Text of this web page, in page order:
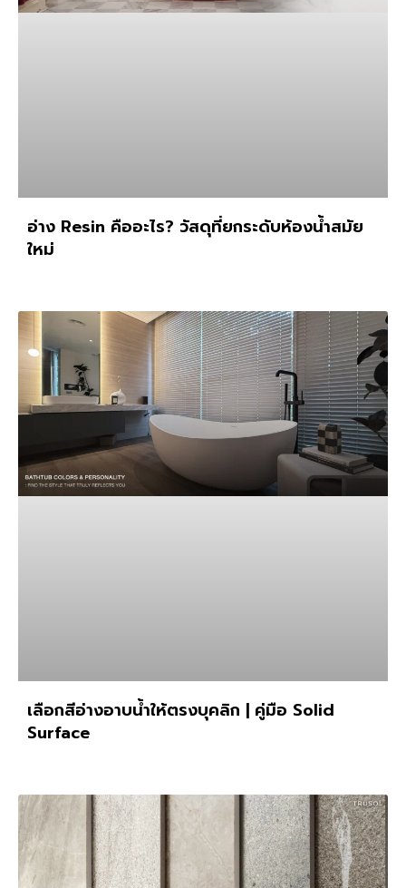
อ่าง Resin คืออะไร? วัสดุที่ยกระดับห้องน้ำสมัย
ใหม่
เลือกสีอ่างอาบน้ำให้ตรงบุคลิก | คู่มือ Solid
Surface